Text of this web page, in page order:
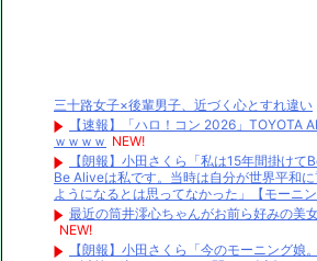
三十路女子×後輩男子、近づく心とすれ違い
【速報】「ハロ！コン 2026」TOYOTA
ｗｗｗｗ NEW!
【朗報】小田さくら「私は15年間掛けて
Be Aliveは私です。当時は自分が世界平和
ようになるとは思ってなかった」【モーニン
最近の筒井澪心ちゃんがお前ら好みの美
NEW!
【朗報】小田さくら「今のモーニング娘